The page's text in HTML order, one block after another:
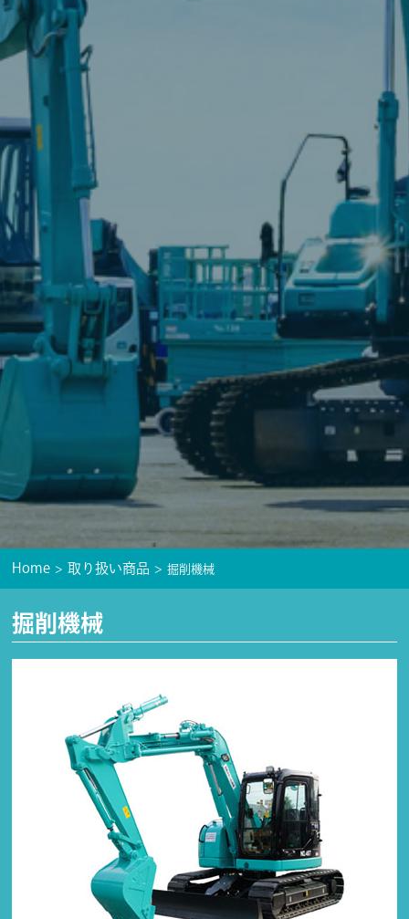
Home 取り扱い商品 掘削機械
掘削機械